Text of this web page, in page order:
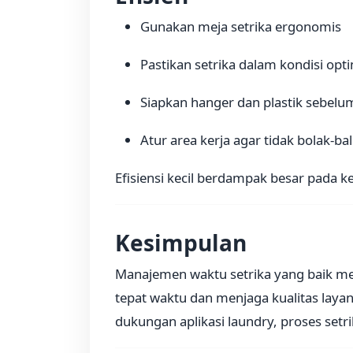
Gunakan meja setrika ergonomis
Pastikan setrika dalam kondisi
Siapkan hanger dan plastik
Atur area kerja agar tidak bolak-
Efisiensi kecil berdampak besar pada
Kesimpulan
Manajemen waktu setrika yang baik
tepat waktu dan menjaga kualitas
dukungan aplikasi laundry, proses